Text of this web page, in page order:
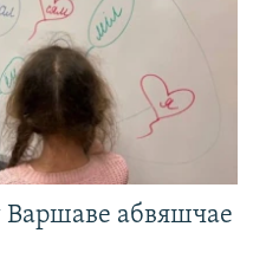
Варшаве абвяшчае